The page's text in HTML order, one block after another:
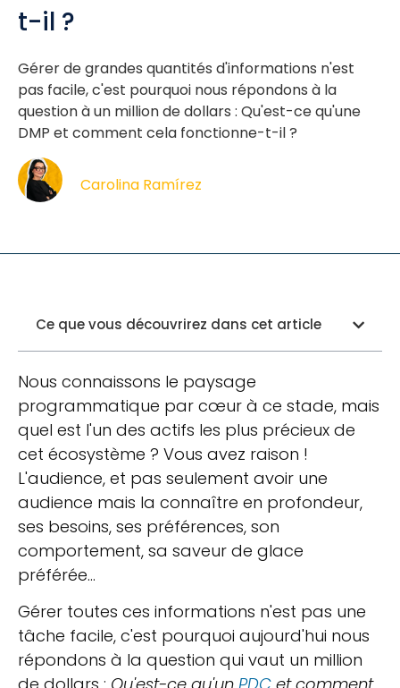
t-il ?
Gérer de grandes quantités d'informations n'est
pas facile, c'est pourquoi nous répondons à la
question à un million de dollars : Qu'est-ce qu'une
DMP et comment cela fonctionne-t-il ?
Carolina Ramírez
Ce que vous découvrirez dans cet article
Nous connaissons le paysage
programmatique par cœur à ce stade, mais
quel est l'un des actifs les plus précieux de
cet écosystème ? Vous avez raison !
L'audience, et pas seulement avoir une
audience mais la connaître en profondeur,
ses besoins, ses préférences, son
comportement, sa saveur de glace
préférée…
Gérer toutes ces informations n'est pas une
tâche facile, c'est pourquoi aujourd'hui nous
répondons à la question qui vaut un million